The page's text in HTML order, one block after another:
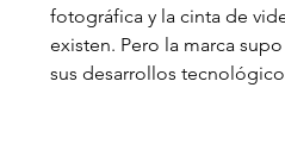
fotográfica y la cinta de
existen. Pero la marca
sus desarrollos